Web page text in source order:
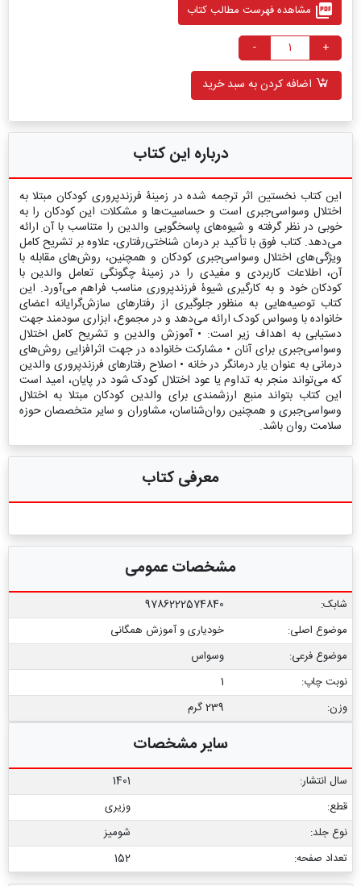
picture_as_pdf مشاهده فهرست مطالب کتاب
+
-
اضافه کردن به سبد خرید
درباره این کتاب
این کتاب نخستین اثر ترجمه شده در زمینۀ فرزندپروری کودکان مبتلا به
اختلال وسواسی‌جبری است و حساسیت‌ها و مشکلات این کودکان را به
خوبی در نظر گرفته و شیوه‌های پاسخگویی والدین را متناسب با آن ارائه
می‌دهد. کتاب فوق با تأکید بر درمان شناختی‌رفتاری، علاوه بر تشریح کامل
ویژگی‌های اختلال وسواسی‌جبری کودکان و همچنین، روش‌های مقابله با
آن، اطلاعات کاربردی و مفیدی را در زمینۀ چگونگی تعامل والدین با
کودکان خود و به کارگیری شیوۀ فرزندپروری مناسب فراهم می‌آورد. این
کتاب توصیه‌هایی به منظور جلوگیری از رفتارهای سازش‌گرایانه اعضای
خانواده با وسواس کودک ارائه می‌دهد و در مجموع، ابزاری سودمند جهت
دستیابی به اهداف زیر است: • آموزش والدین و تشریح کامل اختلال
وسواسی‌جبری برای آنان • مشارکت خانواده در جهت اثرافزایی روش‌های
درمانی به عنوان یار درمانگر در خانه • اصلاح رفتارهای فرزندپروری والدین
که می‌تواند منجر به تداوم یا عود اختلال کودک شود در پایان، امید است
این کتاب بتواند منبع ارزشمندی برای والدین کودکان مبتلا به اختلال
وسواسی‌جبری و همچنین روان‌شناسان، مشاوران و سایر متخصصان حوزه
سلامت روان باشد.
معرفی کتاب
مشخصات عمومی
شابک:
9786222574840
موضوع اصلی:
خودیاری و آموزش همگانی
موضوع فرعی:
وسواس
نوبت چاپ:
1
وزن:
239 گرم
سایر مشخصات
سال انتشار:
1401
قطع:
وزیری
نوع جلد:
شومیز
تعداد صفحه:
152